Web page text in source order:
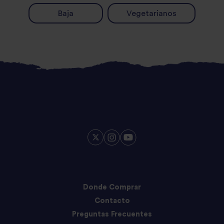
Baja Vegetarianos
Donde Comprar
Contacto
Preguntas Frecuentes